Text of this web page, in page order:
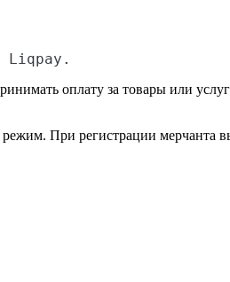
Liqpay.
оплату за товары или
режим. При регистрации мерчанта